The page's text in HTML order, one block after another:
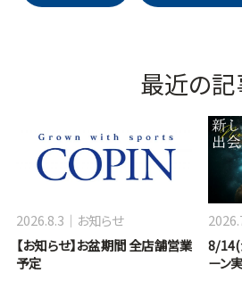
最近の
【お知らせ】お盆期間 全店舗営業
予定
2026.8.3
お知らせ
8/14(
ーン